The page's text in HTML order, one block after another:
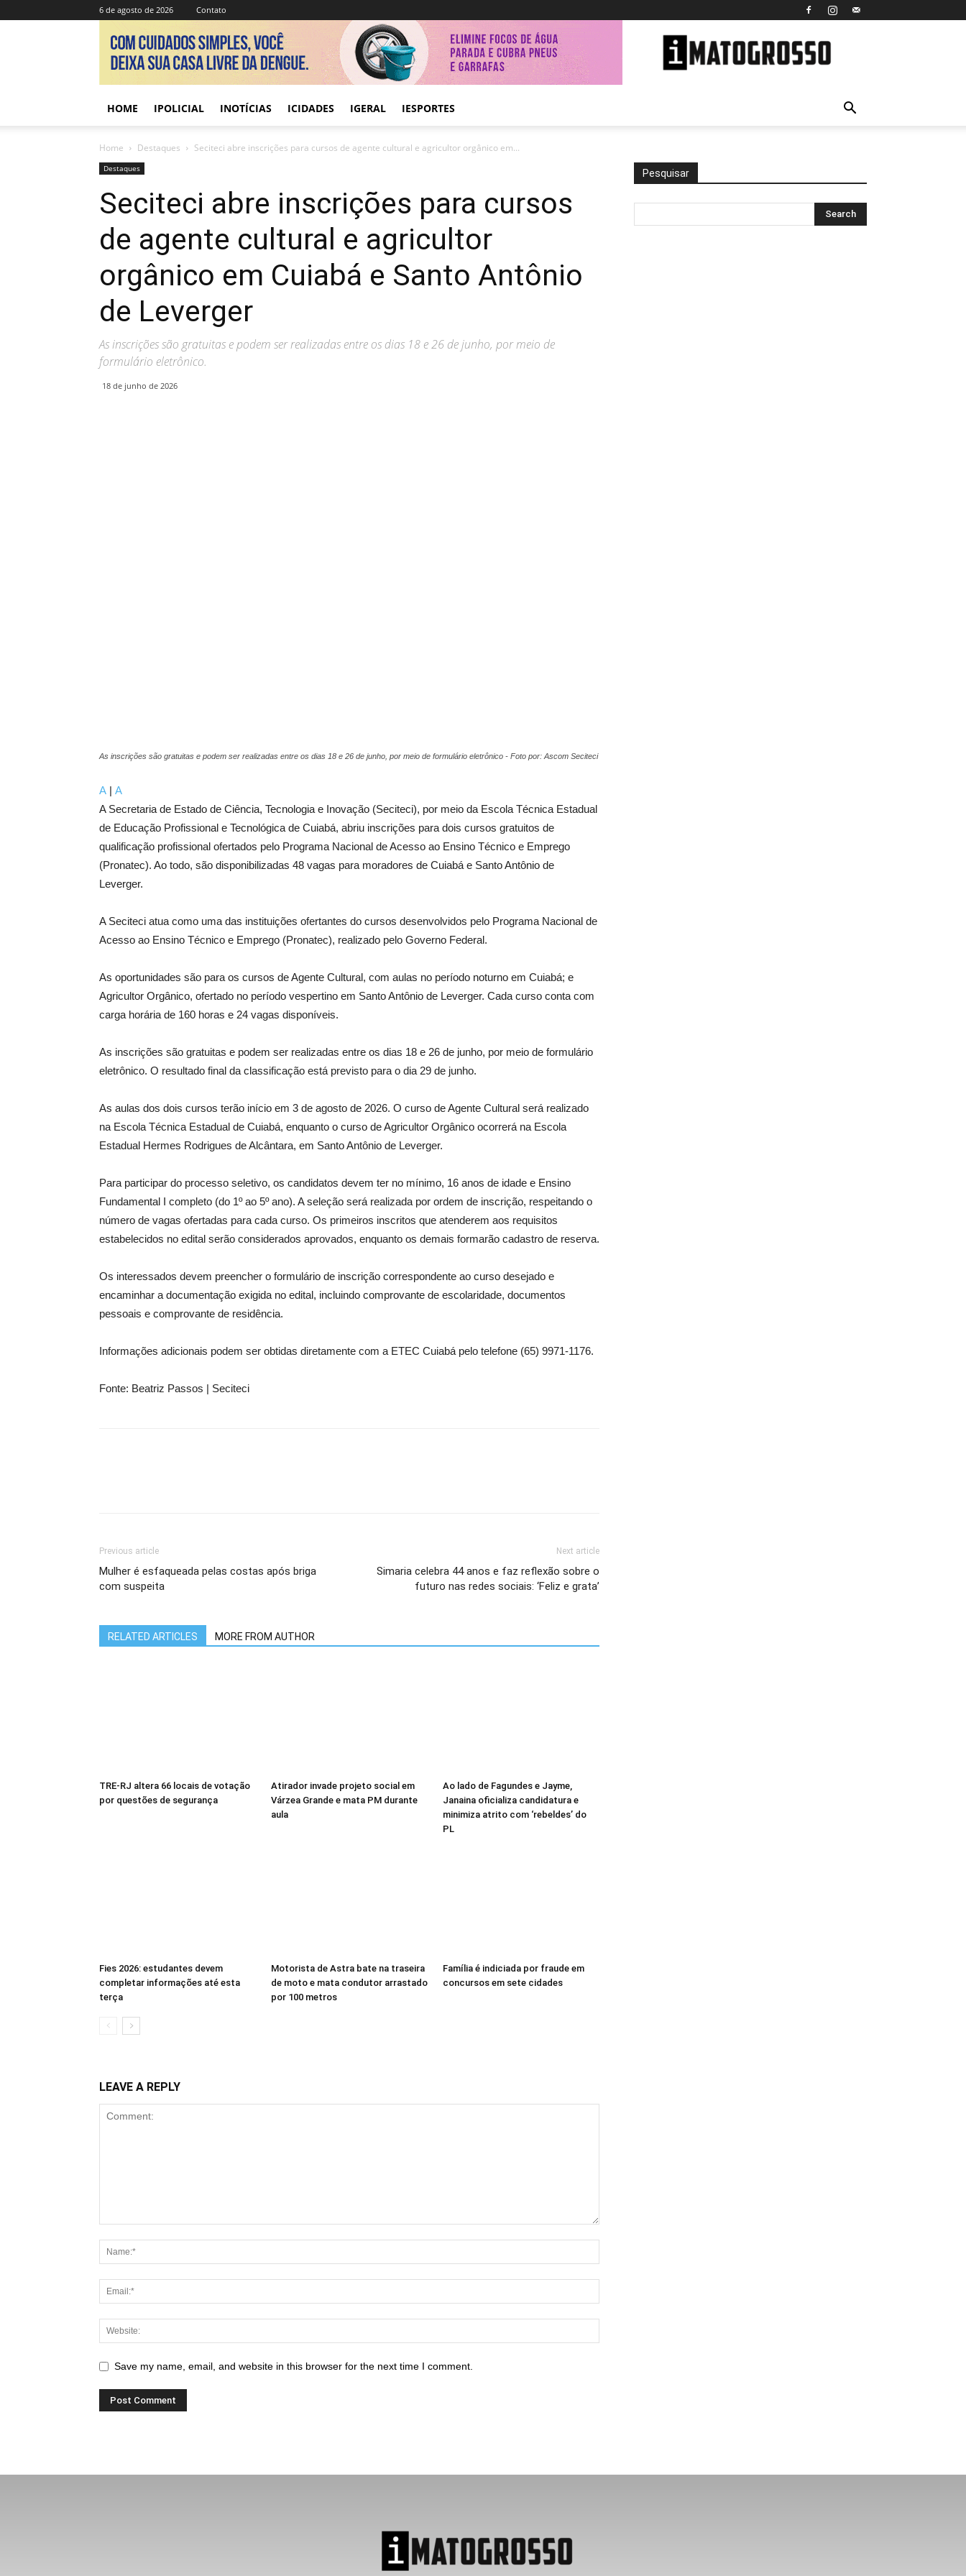
6 de agosto de 2026 Contato
Grosso
HOME IPOLICIAL INOTÍCIAS ICIDADES IGERAL IESPORTES
Home Destaques Seciteci abre inscrições para cursos de agente cultural e agricultor orgânico em...
Destaques
Seciteci abre inscrições para cursos
de agente cultural e agricultor
orgânico em Cuiabá e Santo Antônio
de Leverger
As inscrições são gratuitas e podem ser realizadas entre os dias 18 e 26 de junho, por meio de
formulário eletrônico.
18 de junho de 2026
As inscrições são gratuitas e podem ser realizadas entre os dias 18 e 26 de junho, por meio de formulário eletrônico - Foto por: Ascom Seciteci
A | A
A Secretaria de Estado de Ciência, Tecnologia e Inovação (Seciteci), por meio da Escola Técnica Estadual
de Educação Profissional e Tecnológica de Cuiabá, abriu inscrições para dois cursos gratuitos de
qualificação profissional ofertados pelo Programa Nacional de Acesso ao Ensino Técnico e Emprego
(Pronatec). Ao todo, são disponibilizadas 48 vagas para moradores de Cuiabá e Santo Antônio de
Leverger.
A Seciteci atua como uma das instituições ofertantes do cursos desenvolvidos pelo Programa Nacional de
Acesso ao Ensino Técnico e Emprego (Pronatec), realizado pelo Governo Federal.
As oportunidades são para os cursos de Agente Cultural, com aulas no período noturno em Cuiabá; e
Agricultor Orgânico, ofertado no período vespertino em Santo Antônio de Leverger. Cada curso conta com
carga horária de 160 horas e 24 vagas disponíveis.
As inscrições são gratuitas e podem ser realizadas entre os dias 18 e 26 de junho, por meio de formulário
eletrônico. O resultado final da classificação está previsto para o dia 29 de junho.
As aulas dos dois cursos terão início em 3 de agosto de 2026. O curso de Agente Cultural será realizado
na Escola Técnica Estadual de Cuiabá, enquanto o curso de Agricultor Orgânico ocorrerá na Escola
Estadual Hermes Rodrigues de Alcântara, em Santo Antônio de Leverger.
Para participar do processo seletivo, os candidatos devem ter no mínimo, 16 anos de idade e Ensino
Fundamental I completo (do 1º ao 5º ano). A seleção será realizada por ordem de inscrição, respeitando o
número de vagas ofertadas para cada curso. Os primeiros inscritos que atenderem aos requisitos
estabelecidos no edital serão considerados aprovados, enquanto os demais formarão cadastro de reserva.
Os interessados devem preencher o formulário de inscrição correspondente ao curso desejado e
encaminhar a documentação exigida no edital, incluindo comprovante de escolaridade, documentos
pessoais e comprovante de residência.
Informações adicionais podem ser obtidas diretamente com a ETEC Cuiabá pelo telefone (65) 9971-1176.
Fonte: Beatriz Passos | Seciteci
Previous article
Mulher é esfaqueada pelas costas após briga
com suspeita
Next article
Simaria celebra 44 anos e faz reflexão sobre o
futuro nas redes sociais: ‘Feliz e grata’
RELATED ARTICLES MORE FROM AUTHOR
TRE-RJ altera 66 locais de votação
por questões de segurança
Atirador invade projeto social em
Várzea Grande e mata PM durante
aula
Ao lado de Fagundes e Jayme,
Janaina oficializa candidatura e
minimiza atrito com ‘rebeldes’ do
PL
Fies 2026: estudantes devem
completar informações até esta
terça
Motorista de Astra bate na traseira
de moto e mata condutor arrastado
por 100 metros
Família é indiciada por fraude em
concursos em sete cidades
LEAVE A REPLY
Save my name, email, and website in this browser for the next time I comment.
Pesquisar